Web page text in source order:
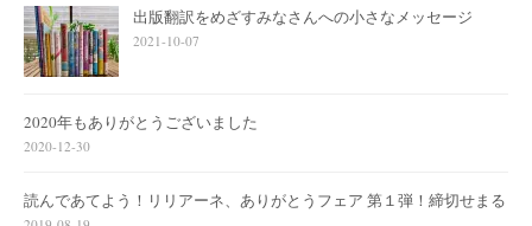
出版翻訳をめざすみなさんへの小さなメッセージ
2021-10-07
2020年もありがとうございました
2020-12-30
読んであてよう！リリアーネ、ありがとうフェア 第１弾！締切せまる